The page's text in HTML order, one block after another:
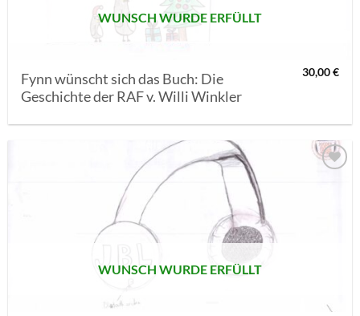
WUNSCH WURDE ERFÜLLT
Fynn wünscht sich das Buch: Die
Geschichte der RAF v. Willi Winkler
30,00€
WUNSCH WURDE ERFÜLLT